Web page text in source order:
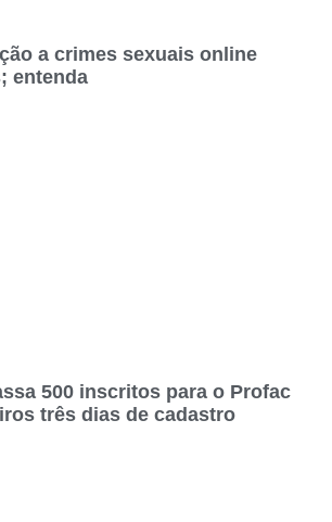
a crimes sexuais online
entenda
500 inscritos para o Profac
três dias de cadastro